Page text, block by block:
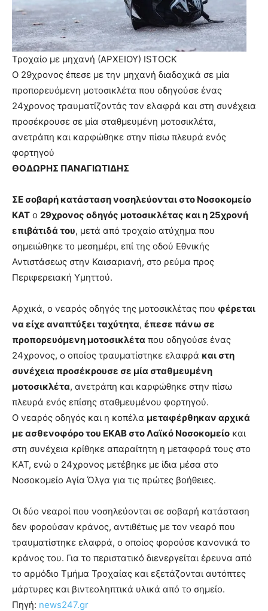
teaches
you
the
meaning
of
pain.
pornhun
hd
Τροχαίο με μηχανή (ΑΡΧΕΙΟΥ) ISTOCK
Ο 29χρονος έπεσε με την μηχανή διαδοχικά σε μία
προπορευόμενη μοτοσικλέτα που οδηγούσε ένας
24χρονος τραυματίζοντάς τον ελαφρά και στη συνέχεια
προσέκρουσε σε μία σταθμευμένη μοτοσικλέτα,
ανετράπη και καρφώθηκε στην πίσω πλευρά ενός
φορτηγού
ΘΟΔΩΡΗΣ ΠΑΝΑΓΙΩΤΙΔΗΣ
ΣΕ σοβαρή κατάσταση νοσηλεύονται στο Νοσοκομείο
ΚΑΤ ο 29χρονος οδηγός μοτοσικλέτας και η 25χρονή
επιβάτιδά του, μετά από τροχαίο ατύχημα που
σημειώθηκε το μεσημέρι, επί της οδού Εθνικής
Αντιστάσεως στην Καισαριανή, στο ρεύμα προς
Περιφερειακή Υμηττού.
Αρχικά, ο νεαρός οδηγός της μοτοσικλέτας που φέρεται
να είχε αναπτύξει ταχύτητα, έπεσε πάνω σε
προπορευόμενη μοτοσικλέτα που οδηγούσε ένας
24χρονος, ο οποίος τραυματίστηκε ελαφρά και στη
συνέχεια προσέκρουσε σε μία σταθμευμένη
μοτοσικλέτα, ανετράπη και καρφώθηκε στην πίσω
πλευρά ενός επίσης σταθμευμένου φορτηγού.
Ο νεαρός οδηγός και η κοπέλα μεταφέρθηκαν αρχικά
με ασθενοφόρο του ΕΚΑΒ στο Λαϊκό Νοσοκομείο και
στη συνέχεια κρίθηκε απαραίτητη η μεταφορά τους στο
ΚΑΤ, ενώ ο 24χρονος μετέβηκε με ίδια μέσα στο
Νοσοκομείο Αγία Όλγα για τις πρώτες βοήθειες.
Οι δύο νεαροί που νοσηλεύονται σε σοβαρή κατάσταση
δεν φορούσαν κράνος, αντιθέτως με τον νεαρό που
τραυματίστηκε ελαφρά, ο οποίος φορούσε κανονικά το
κράνος του. Για το περιστατικό διενεργείται έρευνα από
το αρμόδιο Τμήμα Τροχαίας και εξετάζονται αυτόπτες
μάρτυρες και βιντεοληπτικά υλικά από το σημείο.
Πηγή: news247.gr